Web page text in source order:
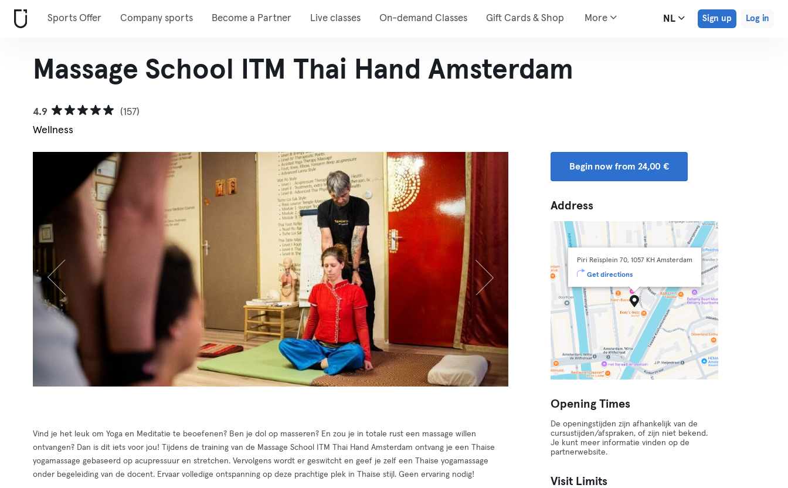
Sports Offer Company sports Become a Partner Live classes On-demand Classes Gift Cards & Shop More NL Sign up Log in
Massage School ITM Thai Hand Amsterdam
4.9
(157)
Wellness
Vind je het leuk om Yoga en Meditatie te beoefenen? Ben je dol op masseren? En zou je in totale rust een massage willen
ontvangen? Dan is dit iets voor jou! Tijdens de training van de Massage School ITM Thai Hand Amsterdam ontvang je een Thaise
yogamassage gebaseerd op acupressuur en stretchen. Vervolgens wordt er geswitcht en geef je zelf een Thaise yogamassage
onder begeleiding van de docent. Ervaar volledige ontspanning op deze prachtige plek in Thaise stijl. Geen ervaring nodig!
Begin now from 24,00 €
Address
Piri Reïsplein 70, 1057 KH Amsterdam
Get directions
Opening Times
De openingstijden zijn afhankelijk van de
cursustijden/afspraken, of zijn niet bekend.
Je kunt meer informatie vinden op de
partnerwebsite.
Visit Limits